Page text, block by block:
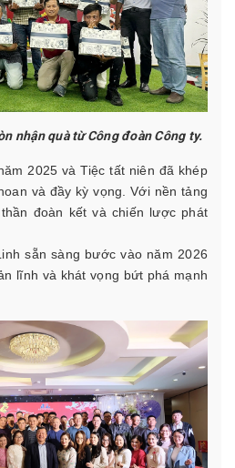
nhận quà từ Công đoàn Công ty.
2025 và Tiệc tất niên đã khép
và đầy kỳ vọng. Với nền tảng
đoàn kết và chiến lược phát
sẵn sàng bước vào năm 2026
lĩnh và khát vọng bứt phá mạnh